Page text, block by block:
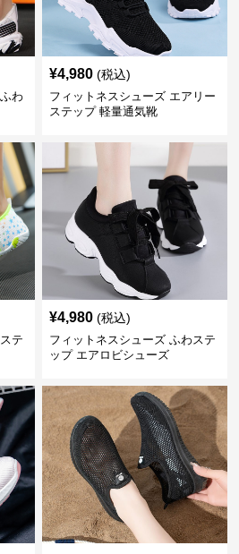
わ
¥4,980 (税込)
フィットネスシューズ エアリー
ステップ 軽量通気靴
テ
¥4,980 (税込)
フィットネスシューズ ふわステ
ップ エアロビシューズ